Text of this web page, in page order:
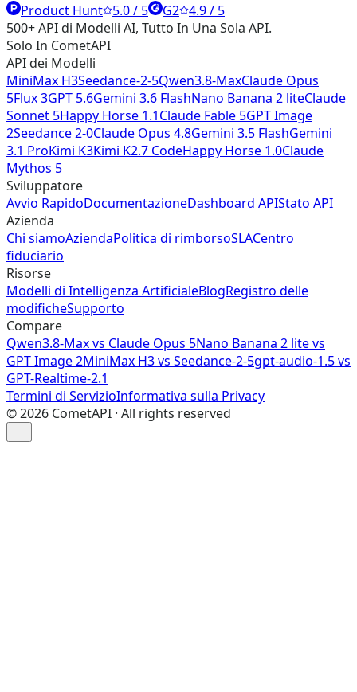
Product Hunt 5.0 / 5 G2 4.9 / 5
500+ API di Modelli AI, Tutto In Una Sola API.
Solo In CometAPI
API dei Modelli
MiniMax H3Seedance-2-5Qwen3.8-MaxClaude Opus
5Flux 3GPT 5.6Gemini 3.6 FlashNano Banana 2 liteClaude
Sonnet 5Happy Horse 1.1Claude Fable 5GPT Image
2Seedance 2-0Claude Opus 4.8Gemini 3.5 FlashGemini
3.1 ProKimi K3Kimi K2.7 CodeHappy Horse 1.0Claude
Mythos 5
Sviluppatore
Avvio RapidoDocumentazioneDashboard APIStato API
Azienda
Chi siamoAziendaPolitica di rimborsoSLACentro
fiduciario
Risorse
Modelli di Intelligenza ArtificialeBlogRegistro delle
modificheSupporto
Compare
Qwen3.8-Max vs Claude Opus 5Nano Banana 2 lite vs
GPT Image 2MiniMax H3 vs Seedance-2-5gpt-audio-1.5 vs
GPT-Realtime-2.1
Termini di ServizioInformativa sulla Privacy
©2026 CometAPI · All rights reserved